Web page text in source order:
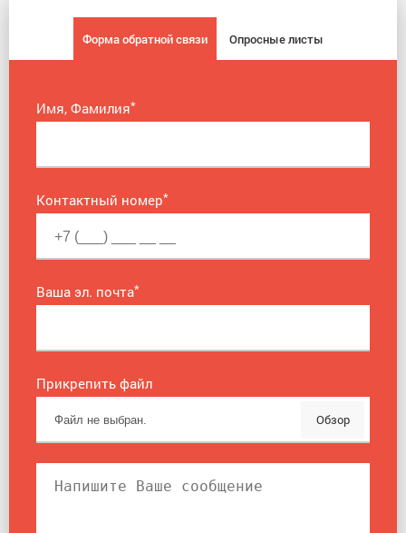
Форма обратной связи Опросные листы
Имя, Фамилия*
Контактный номер*
Ваша эл. почта*
Прикрепить файл
Обзор